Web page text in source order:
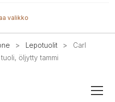
valikko
> Lepotuolit >
Carl
öljytty tammi